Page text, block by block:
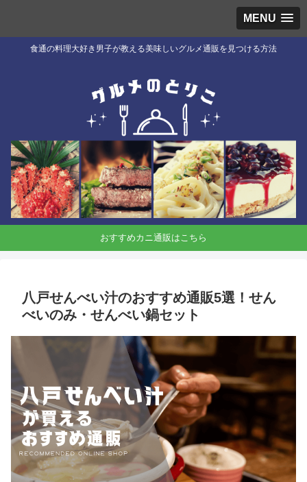
MENU
食通の料理大好き男子が教える美味しいグルメ通販を見つける方法
おすすめカニ通販はこちら
八戸せんべい汁のおすすめ通販5選！せん
べいのみ・せんべい鍋セット